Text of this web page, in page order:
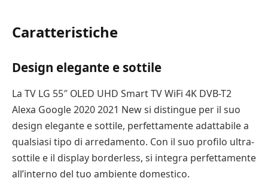
Caratteristiche
Design elegante e sottile
La TV LG 55″ OLED UHD Smart TV WiFi 4K DVB-T2
Alexa Google 2020 2021 New si distingue per il suo
design elegante e sottile, perfettamente adattabile a
qualsiasi tipo di arredamento. Con il suo profilo ultra-
sottile e il display borderless, si integra perfettamente
all’interno del tuo ambiente domestico.